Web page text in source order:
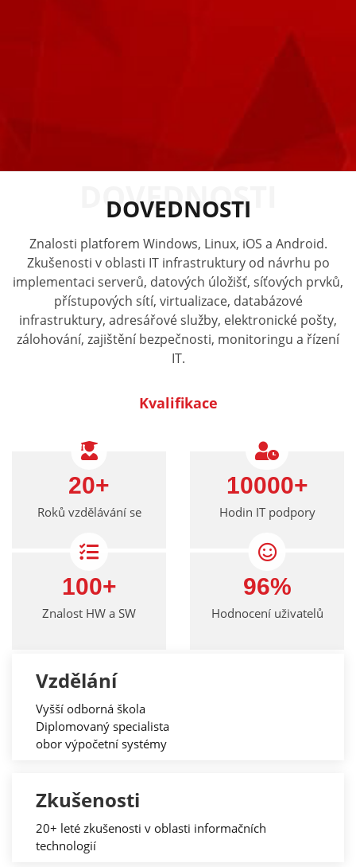
DOVEDNOSTI
DOVEDNOSTI
Znalosti platforem Windows, Linux, iOS a Android.
Zkušenosti v oblasti IT infrastruktury od návrhu po
implementaci serverů, datových úložišť, síťových prvků,
přístupových sítí, virtualizace, databázové
infrastruktury, adresářové služby, elektronické pošty,
zálohování, zajištění bezpečnosti, monitoringu a řízení
IT.
Kvalifikace
20
Roků vzdělávání se
10000
Hodin IT podpory
100
Znalost HW a SW
96
Hodnocení uživatelů
Vzdělání
Vyšší odborná škola
Diplomovaný specialista
obor výpočetní systémy
Zkušenosti
20+ leté zkušenosti v oblasti informačních
technologií